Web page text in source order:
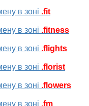
в зоні .fit
в зоні .fitness
в зоні .flights
в зоні .florist
в зоні .flowers
в зоні .fm